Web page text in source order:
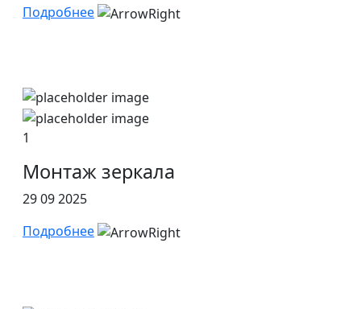
Подробнее
1
Монтаж зеркала
29 09 2025
Подробнее